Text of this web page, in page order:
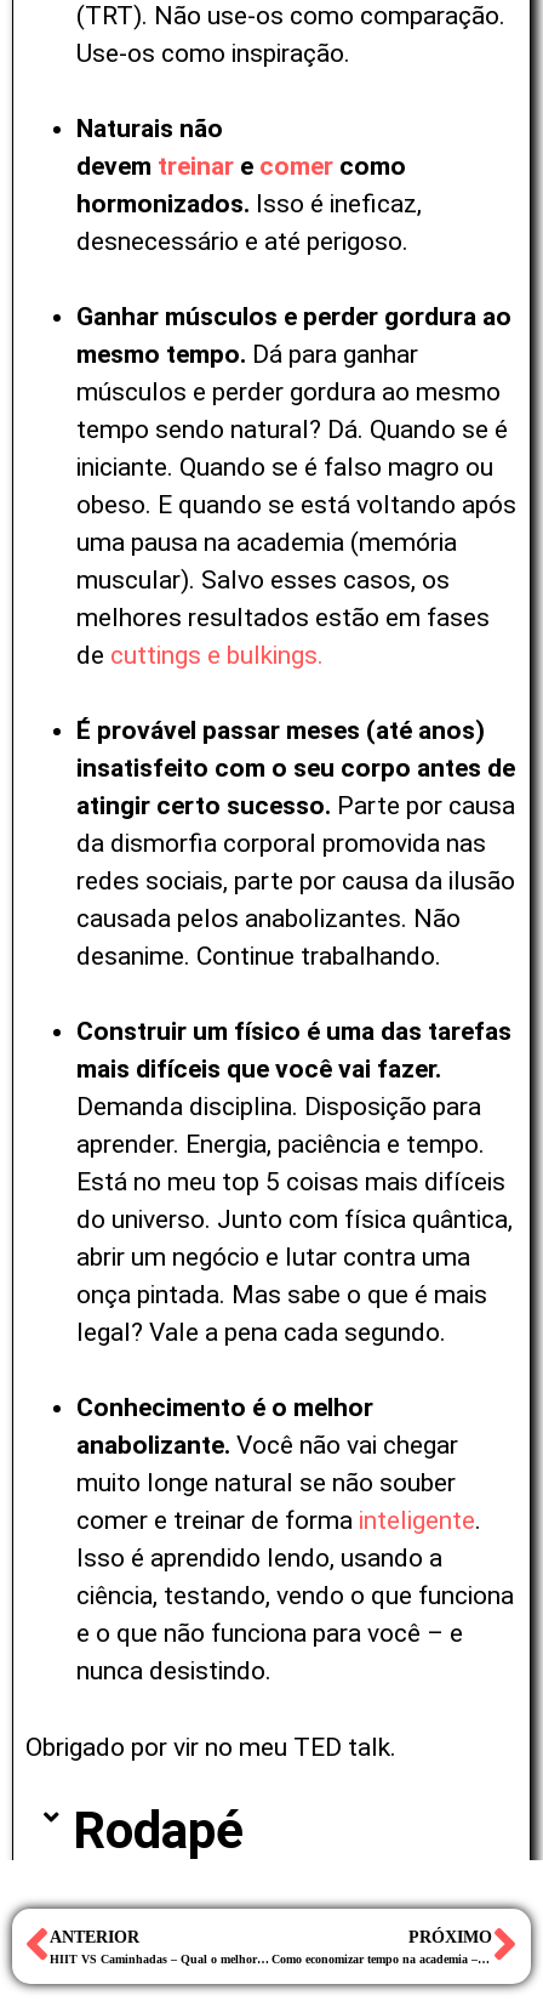
(TRT). Não use-os como comparação.
Use-os como inspiração.
Naturais não
devem treinar e comer como
hormonizados. Isso é ineficaz,
desnecessário e até perigoso.
Ganhar músculos e perder gordura ao
mesmo tempo. Dá para ganhar
músculos e perder gordura ao mesmo
tempo sendo natural? Dá. Quando se é
iniciante. Quando se é falso magro ou
obeso. E quando se está voltando após
uma pausa na academia (memória
muscular). Salvo esses casos, os
melhores resultados estão em fases
de cuttings e bulkings.
É provável passar meses (até anos)
insatisfeito com o seu corpo antes de
atingir certo sucesso. Parte por causa
da dismorfia corporal promovida nas
redes sociais, parte por causa da ilusão
causada pelos anabolizantes. Não
desanime. Continue trabalhando.
Construir um físico é uma das tarefas
mais difíceis que você vai fazer.
Demanda disciplina. Disposição para
aprender. Energia, paciência e tempo.
Está no meu top 5 coisas mais difíceis
do universo. Junto com física quântica,
abrir um negócio e lutar contra uma
onça pintada. Mas sabe o que é mais
legal? Vale a pena cada segundo.
Conhecimento é o melhor
anabolizante. Você não vai chegar
muito longe natural se não souber
comer e treinar de forma inteligente.
Isso é aprendido lendo, usando a
ciência, testando, vendo o que funciona
e o que não funciona para você – e
nunca desistindo.
Obrigado por vir no meu TED talk.
Rodapé​
ANTERIOR
HIIT VS Caminhadas – Qual o melhor para emagrecer e preservar músculos?
PRÓXIMO
Como economizar tempo na academia – Sem economizar resultados